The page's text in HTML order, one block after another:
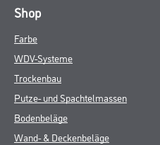
Shop
Farbe
WDV-Systeme
Trockenbau
Putze- und Spachtelmassen
Bodenbeläge
Wand- & Deckenbeläge